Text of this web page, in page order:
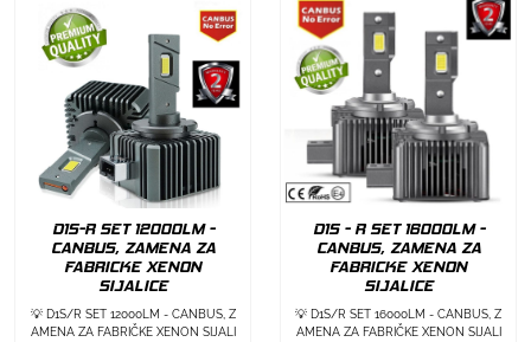
D1S-R SET 12000LM -
CANBUS, ZAMENA ZA
FABRICKE XENON
SIJALICE
💡 D1S/R SET 12000LM - CANBUS, Z
AMENA ZA FABRIČKE XENON SIJALI
D1S - R SET 16000LM -
CANBUS, ZAMENA ZA
FABRICKE XENON
SIJALICE
💡 D1S/R SET 16000LM - CANBUS, Z
AMENA ZA FABRIČKE XENON SIJALI